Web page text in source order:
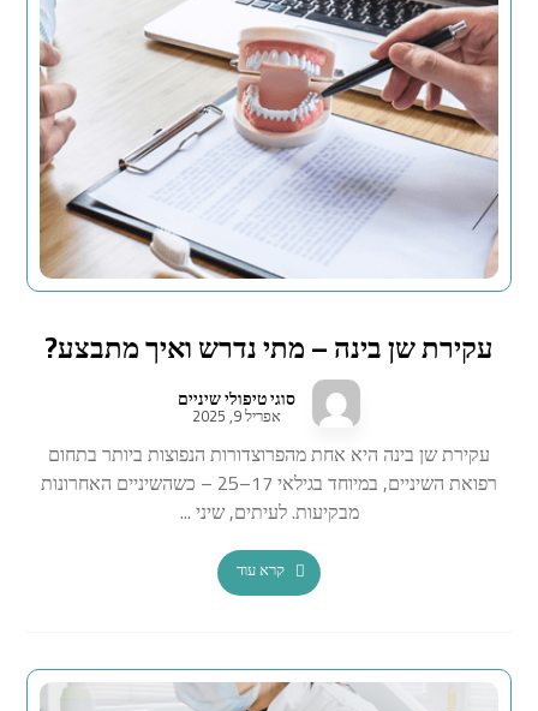
עקירת שן בינה – מתי נדרש ואיך מתבצע?
סוגי טיפולי שיניים
אפריל 9, 2025
עקירת שן בינה היא אחת מהפרוצדורות הנפוצות ביותר בתחום
רפואת השיניים, במיוחד בגילאי 17–25 – כשהשיניים האחרונות
מבקיעות. לעיתים, שיני ...
קרא עוד